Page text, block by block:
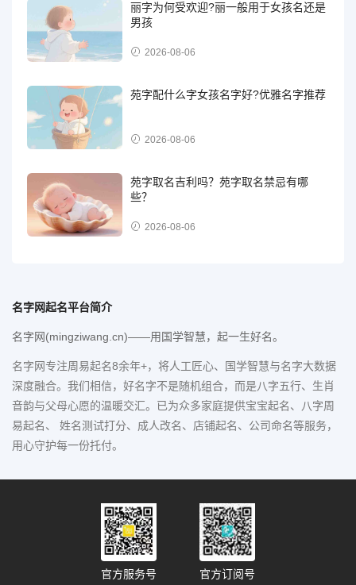
丽字为何受欢迎?丽一般用于女孩名还是
男孩
2026-08-06
苑字配什么字女孩名字好?优雅名字推荐
2026-08-06
苑字取名吉利吗？苑字取名禁忌有哪
些？
2026-08-06
名字网起名平台简介
名字网(mingziwang.cn)——用国学智慧，起一生好名。
名字网专注周易起名8余年+，将人工匠心、国学智慧与名字大数据
深度融合。我们相信，好名字不是随机组合，而是八字五行、生肖
音韵与父母心愿的温暖交汇。已为众多家庭提供宝宝起名、八字周
易起名、 姓名测试打分、成人改名、店铺起名、公司命名等服务，
用心守护每一份托付。
官方服务号 官方订阅号